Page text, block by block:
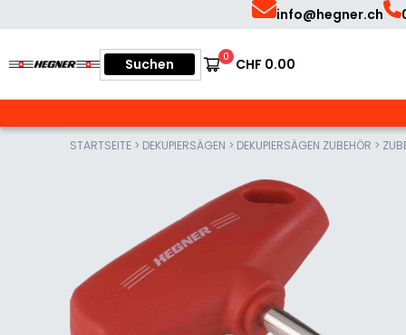
primary
navigation
main
content
info@hegner.ch
Deutsch
Hegner
zum
0 CHF 0.00
Suchen
nach:Suchen
STARTSEITE> DEKUPIERSÄGEN > DEKUPIERSÄGEN ZUBEHÖR >